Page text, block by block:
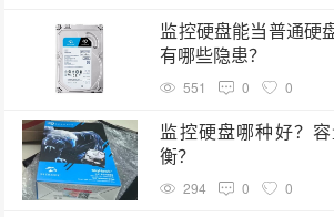
监控硬盘能当普通硬
有哪些隐患？
551 0 0
监控硬盘哪种好？
衡？
294 0 0